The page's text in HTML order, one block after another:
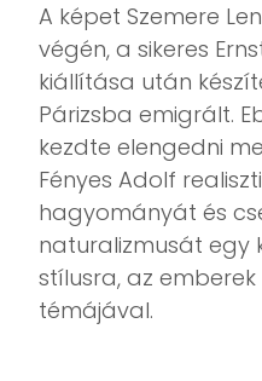
A képet Szemere
végén, a sikeres
kiállítása után
Párizsba emigrált.
kezdte elengedni
Fényes Adolf
hagyományát és
naturalizmusát egy
stílusra, az
témájával.